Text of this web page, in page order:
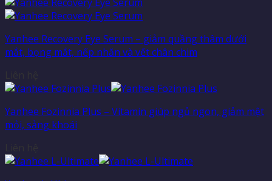
Yanhee Recovery Eye Serum – giảm quầng thâm dưới
mắt, bọng mắt, nếp nhăn và vết chân chim
Yanhee Fozinnia Plus – Vitamin giúp ngủ ngon, giảm mệt
mỏi, sảng khoái